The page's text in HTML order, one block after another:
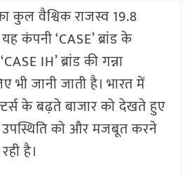
कुल वैश्विक राजस्व 19.8
कंपनी ‘CASE’ ब्रांड के
IH’ ब्रांड की गन्ना
भी जानी जाती है। भारत में
के बढ़ते बाजार को देखते हुए
को और मजबूत करने
है।